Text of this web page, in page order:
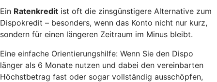
Ein Ratenkredit ist oft die zinsgünstigere Alternative zum
Dispokredit – besonders, wenn das Konto nicht nur kurz,
sondern für einen längeren Zeitraum im Minus bleibt.
Eine einfache Orientierungshilfe: Wenn Sie den Dispo
länger als 6 Monate nutzen und dabei den vereinbarten
Höchstbetrag fast oder sogar vollständig ausschöpfen,